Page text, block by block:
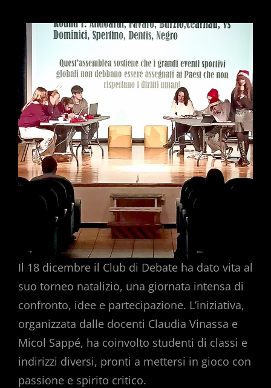
Il 18 dicembre il Club di Debate ha dato vita al
suo torneo natalizio, una giornata intensa di
confronto, idee e partecipazione. L’iniziativa,
organizzata dalle docenti Claudia Vinassa e
Micol Sappé, ha coinvolto studenti di classi e
indirizzi diversi, pronti a mettersi in gioco con
passione e spirito critico.